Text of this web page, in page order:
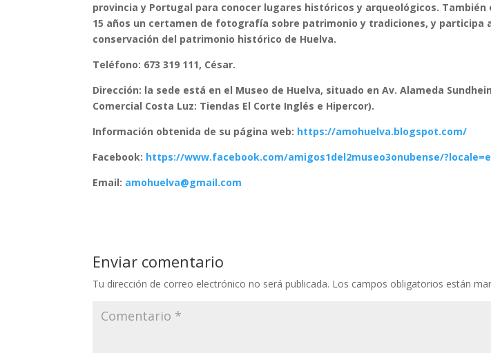
provincia y Portugal para conocer lugares históricos y arqueológicos. También
15 años un certamen de fotografía sobre patrimonio y tradiciones, y participa
conservación del patrimonio histórico de Huelva.
Teléfono: 673 319 111, César.
Dirección: la sede está en el Museo de Huelva, situado en Av. Alameda
Comercial Costa Luz: Tiendas El Corte Inglés e Hipercor).
Información obtenida de su página web: https://amohuelva.blogspot.com/
Facebook: https://www.facebook.com/amigos1del2museo3onubense/
Email: amohuelva@gmail.com
Enviar comentario
Tu dirección de correo electrónico no será publicada. Los campos obligatorios están